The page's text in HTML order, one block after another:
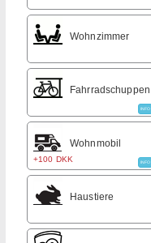
Wohnzimmer
Fahrradschuppen
INFO
+100 DKK
Wohnmobil
INFO
Haustiere